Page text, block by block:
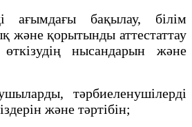
бақылау, білім
және қорытынды аттестаттау
нысандарын және
тәрбиеленушілерді
және тәртібін;